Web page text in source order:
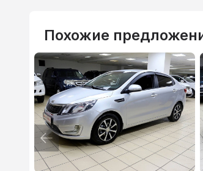
Похожие
ВТБ
3.9%